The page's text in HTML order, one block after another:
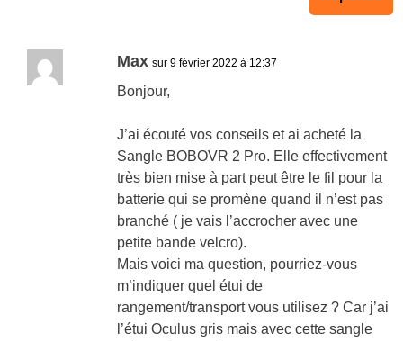
Max sur 9 février 2022 à 12:37
Bonjour,
J’ai écouté vos conseils et ai acheté la
Sangle BOBOVR 2 Pro. Elle effectivement
très bien mise à part peut être le fil pour la
batterie qui se promène quand il n’est pas
branché ( je vais l’accrocher avec une
petite bande velcro).
Mais voici ma question, pourriez-vous
m’indiquer quel étui de
rangement/transport vous utilisez ? Car j’ai
l’étui Oculus gris mais avec cette sangle